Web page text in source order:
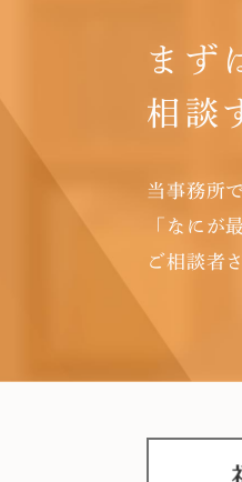
まず
相談
当事務所
「なにが
ご相談者